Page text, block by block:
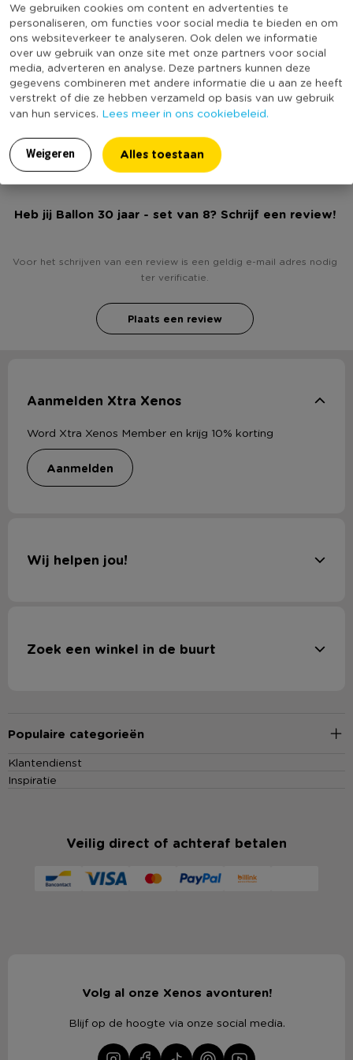
We gebruiken cookies om content en advertenties te
personaliseren, om functies voor social media te bieden en om
ons websiteverkeer te analyseren. Ook delen we informatie
over uw gebruik van onze site met onze partners voor social
media, adverteren en analyse. Deze partners kunnen deze
gegevens combineren met andere informatie die u aan ze heeft
verstrekt of die ze hebben verzameld op basis van uw gebruik
van hun services. Lees meer in ons cookiebeleid.
Weigeren Alles toestaan
* Ballonnen 30
* 8 stuks
* Kleur: blauw/wit
* Gemaakt van natuurlijk rubberlatex
Online Only
Nee
Materiaal
Rubber
Kleur
Wit
Leeftijd
30 jaar
(Nog) geen score
bekend
Heb jij Ballon 30 jaar - set van 8? Schrijf een review!
Voor het schrijven van een review is een geldig e-mail adres nodig
ter verificatie.
Plaats een review
Aanmelden Xtra Xenos
Word Xtra Xenos Member en krijg 10% korting
aanmelden
Wij helpen jou!
Zoek een winkel in de buurt
Populaire categorieën
Klantendienst
Inspiratie
Veilig direct of achteraf betalen
Volg al onze Xenos avonturen!
Blijf op de hoogte via onze social media.